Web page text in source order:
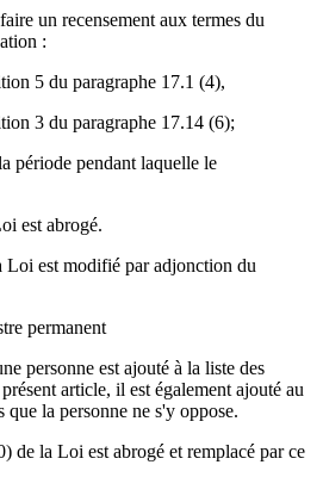
un recensement aux termes du
:
5 du paragraphe 17.1 (4),
3 du paragraphe 17.14 (6);
période pendant laquelle le
est abrogé.
est modifié par adjonction du
permanent
personne est ajouté à la liste des
article, il est également ajouté au
que la personne ne s'y oppose.
de la Loi est abrogé et remplacé par ce